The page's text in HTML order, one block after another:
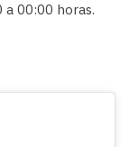
a 00:00 horas.